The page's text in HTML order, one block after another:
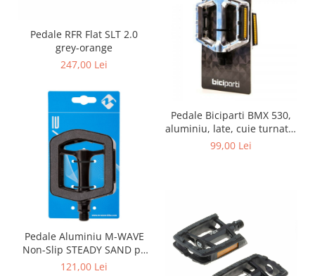
Pedale RFR Flat SLT 2.0
grey-orange
247,00 Lei
Pedale Biciparti BMX 530,
aluminiu, late, cuie turnate,
reflectorizante, argintiu,
99,00 Lei
Pedale Aluminiu M-WAVE
Non-Slip STEADY SAND pe
Rulmenti
121,00 Lei